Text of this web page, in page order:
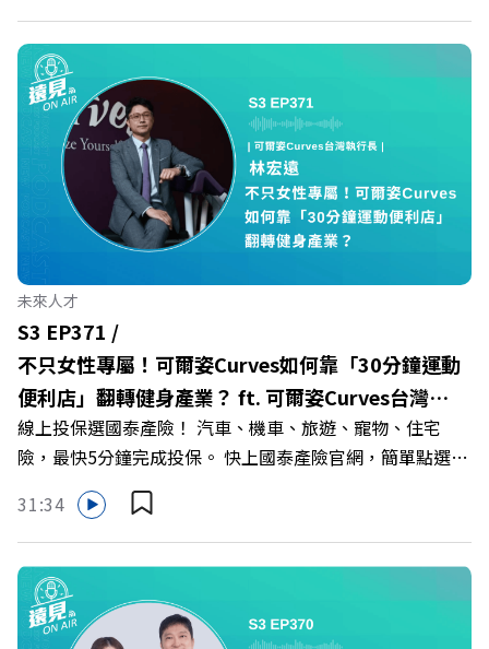
Powered by Firstory Hosting
https://fstry.pse.is/9epct2 —— 以上為 FMTaiwan 與
Firstory Podcast 廣告 —— 在少子化浪潮、私校面臨退場
海嘯的嚴峻考驗下，南台灣的技職學校該如何轉型突圍？
本集《遠見ON AIR》邀請到樹德科技大學校長王昭雄，帶
你解析樹德科大如何打造出兼顧學校永續發展與地方創生的
技職教育新典範！ 🔺如何從「傳統私校」轉型為「產學無
縫接軌者」？ 🔺AI如何深度賦能設計與人文學科學群？ 🔺
首創「菲律賓半導體專班」！驚豔科技界的國際精準育才
🔺一舉拿下4大USR專案！深耕地方的溫暖社會責任平台 主
持人／遠見雜誌副社長兼遠見智庫總編輯 李建興 與談人／
樹德科技大學校長 王昭雄 +++++ 🎂歡慶遠見40歲生日！手
速搶下破天荒的獨家優惠
>>>https://gvmkt.pse.is/9e5pbz ✨關注《遠見》更多的社
群： LINE：https://reurl.cc/A4ELQp IG：
https://bit.ly/3AjBWNV YT：https://bit.ly/38jNi9k
Powered by Firstory Hosting
未來人才
S3 EP371 /
不只女性專屬！可爾姿Curves如何靠「30分鐘運動
便利店」翻轉健身產業？ ft. 可爾姿Curves台灣執
行長林宏遠
線上投保選國泰產險！ 汽車、機車、旅遊、寵物、住宅
險，最快5分鐘完成投保。 快上國泰產險官網，簡單點選，
保障立即到位！ https://fstry.pse.is/9eddvv —— 以上為
Firstory Podcast 廣告 —— 在健康意識抬頭、健身產業百
家爭鳴的激烈浪潮下，傳統的健身房該如何轉型突圍？ 本
集《遠見ON AIR》邀請到可爾姿Curves台灣執行長林宏
遠，帶你解析可爾姿如何打造出兼顧健康生活與女力創業的
健身新契機！ 🔺如何從「傳統大型健身房」轉型為「社區
31:34